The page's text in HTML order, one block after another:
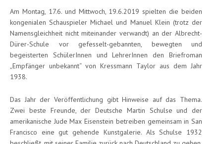
Am Montag, 17.6. und Mittwoch, 19.6.2019 spielten die beiden
kongenialen Schauspieler Michael und Manuel Klein (trotz der
Namensgleichheit nicht miteinander verwandt) an der Albrecht-
Dürer-Schule vor gefesselt-gebannten, bewegten und
begeisterten SchülerInnen und LehrerInnen den Briefroman
„Empfänger unbekannt“ von Kressmann Taylor aus dem Jahr
1938.
Das Jahr der Veröffentlichung gibt Hinweise auf das Thema.
Zwei beste Freunde, der Deutsche Martin Schulse und der
amerikanische Jude Max Eisenstein betreiben gemeinsam in San
Francisco eine gut gehende Kunstgalerie. Als Schulse 1932